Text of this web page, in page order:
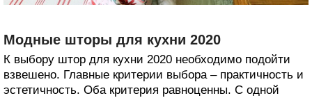
Модные шторы для кухни 2020
К выбору штор для кухни 2020 необходимо подойти
взвешено. Главные критерии выбора – практичность и
эстетичность. Оба критерия равноценны. С одной